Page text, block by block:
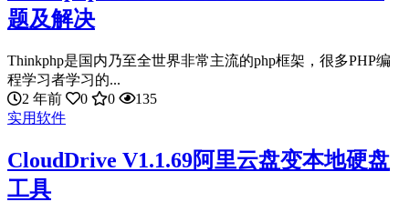
题及解决
Thinkphp是国内乃至全世界非常主流的php框架，很多PHP编
程学习者学习的...
2 年前
0 0
135
实用软件
CloudDrive V1.1.69阿里云盘变本地硬盘
工具